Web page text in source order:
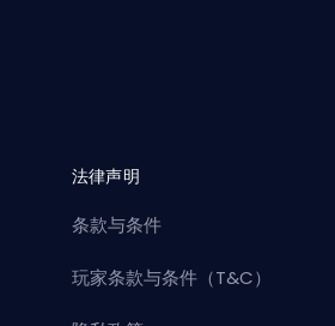
法律声明
条款与条件
玩家条款与条件（T&C）